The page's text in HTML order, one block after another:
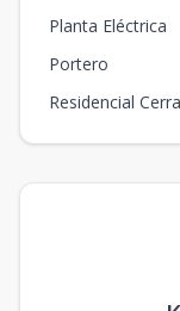
Planta Eléctrica
Portero
Residencial